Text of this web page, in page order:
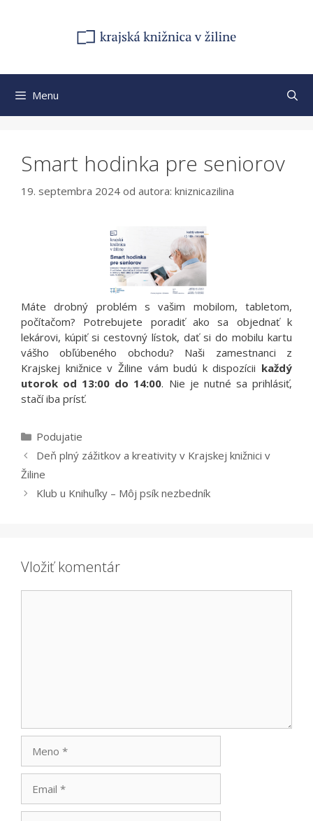
Menu
Smart hodinka pre seniorov
19. septembra 2024 od autora: kniznicazilina
Máte drobný problém s vašim mobilom, tabletom,
počítačom? Potrebujete poradiť ako sa objednať k
lekárovi, kúpiť si cestovný lístok, dať si do mobilu kartu
vášho obľúbeného obchodu? Naši zamestnanci z
Krajskej knižnice v Žiline vám budú k dispozícii každý
utorok od 13:00 do 14:00. Nie je nutné sa prihlásiť,
stačí iba prísť.
Kategórie
Podujatie
Deň plný zážitkov a kreativity v Krajskej knižnici v
Žiline
Klub u Knihuľky – Môj psík nezbedník
Vložiť komentár